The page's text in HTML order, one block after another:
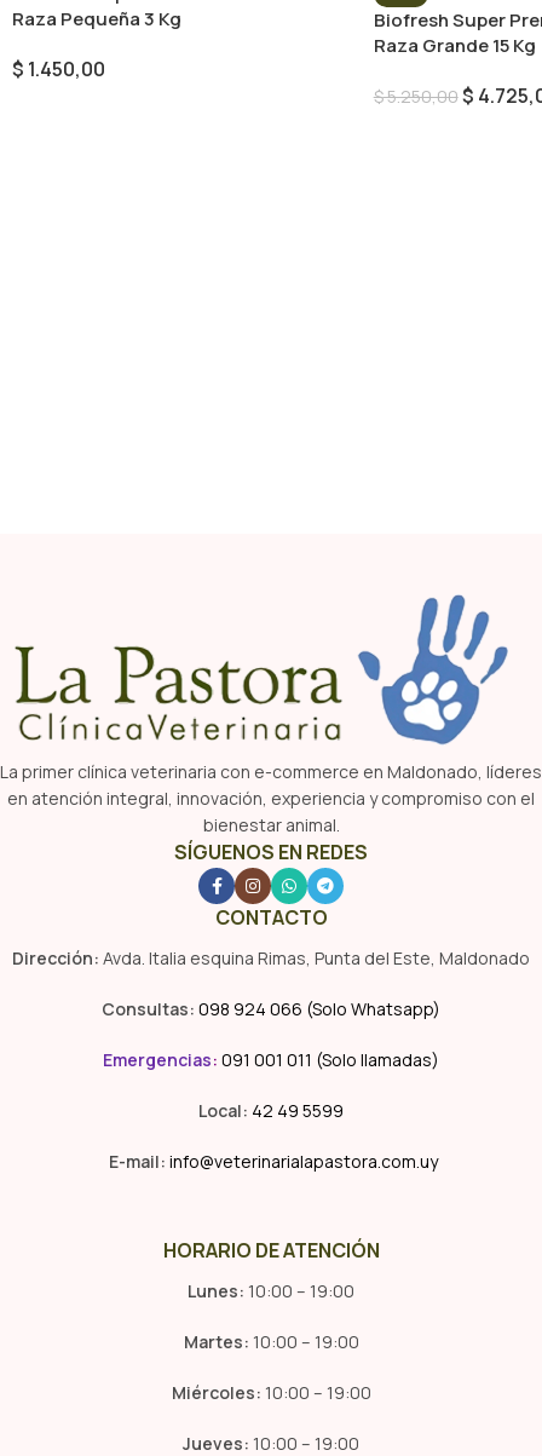
Raza Pequeña 3 Kg
$ 1.450,00
Biofresh Super
Raza Grande 15 Kg
$5.250,00$
La primer clínica veterinaria con e-commerce en Maldonado, líderes
en atención integral, innovación, experiencia y compromiso con el
bienestar animal.
SÍGUENOS EN REDES
CONTACTO
Dirección: Avda. Italia esquina Rimas, Punta del Este, Maldonado
Consultas: 098 924 066 (Solo Whatsapp)
Emergencias: 091 001 011 (Solo llamadas)
Local: 42 49 5599
E-mail: info@veterinarialapastora.com.uy
HORARIO DE ATENCIÓN
Lunes: 10:00 – 19:00
Martes: 10:00 – 19:00
Miércoles: 10:00 – 19:00
Jueves: 10:00 – 19:00